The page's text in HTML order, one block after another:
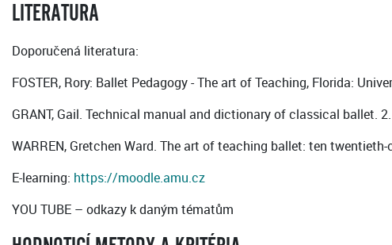
LITERATURA
Doporučená literatura:
FOSTER, Rory: Ballet Pedagogy - The art of Teaching, Florida:
GRANT, Gail. Technical manual and dictionary of classical ballet.
WARREN, Gretchen Ward. The art of teaching ballet: ten
E-learning: https://moodle.amu.cz
YOU TUBE – odkazy k daným tématům